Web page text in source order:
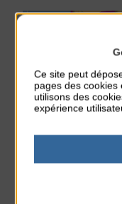
LES PROMENADES
Ce site peut
pages des cookies
utilisons des
expérience